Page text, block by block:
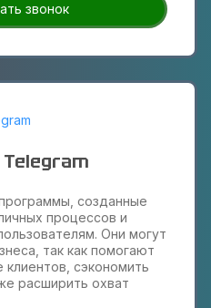
звонок
созданные
процессов и
Они могут
так как помогают
сэкономить
расширить охват